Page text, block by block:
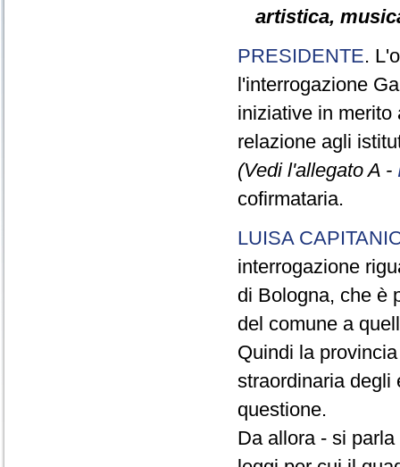
artistica,
PRESIDENTE.
l'interrogazione
iniziative in merito
relazione agli
(Vedi l'allegato A -
cofirmataria.
LUISA
interrogazione
di Bologna, che è
del comune a
Quindi la
straordinaria degli
questione.
Da allora - si